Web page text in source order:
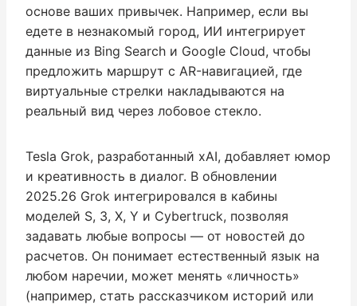
основе ваших привычек. Например, если вы
едете в незнакомый город, ИИ интегрирует
данные из Bing Search и Google Cloud, чтобы
предложить маршрут с AR-навигацией, где
виртуальные стрелки накладываются на
реальный вид через лобовое стекло.
Tesla Grok, разработанный xAI, добавляет юмор
и креативность в диалог. В обновлении
2025.26 Grok интегрировался в кабины
моделей S, 3, X, Y и Cybertruck, позволяя
задавать любые вопросы — от новостей до
расчетов. Он понимает естественный язык на
любом наречии, может менять «личность»
(например, стать рассказчиком историй или